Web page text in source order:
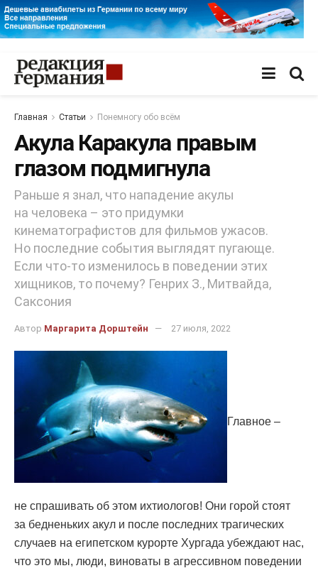
Главная Статьи Понемногу обо всём
Акула Каракула правым
глазом подмигнула
Раньше я знал, что нападение акулы
на человека – это придумки
кинематографистов для фильмов ужасов.
Но последние события выглядят пугающе.
Если что-то изменилось в поведении этих
хищников, то почему? Генрих З., Митвайда,
Саксония
Автор Маргарита Дорштейн 27 июля, 2022
Главное –
не спрашивать об этом ихтиологов! Они горой стоят
за бедненьких акул и после последних трагических
случаев на египетском курорте Хургада убеждают нас,
что это мы, люди, виноваты в агрессивном поведении